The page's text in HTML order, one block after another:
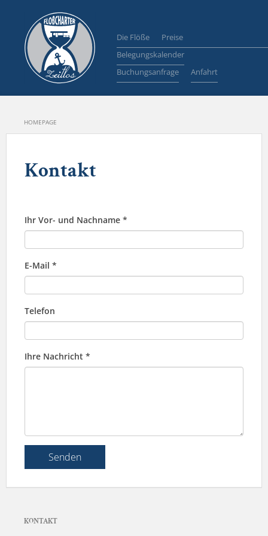
Die Flöße
Preise
Belegungskalender
Buchungsanfrage
Anfahrt
HOMEPAGE
Kontakt
Ihr Vor- und Nachname *
E-Mail *
Telefon
Ihre Nachricht *
Senden
KONTAKT